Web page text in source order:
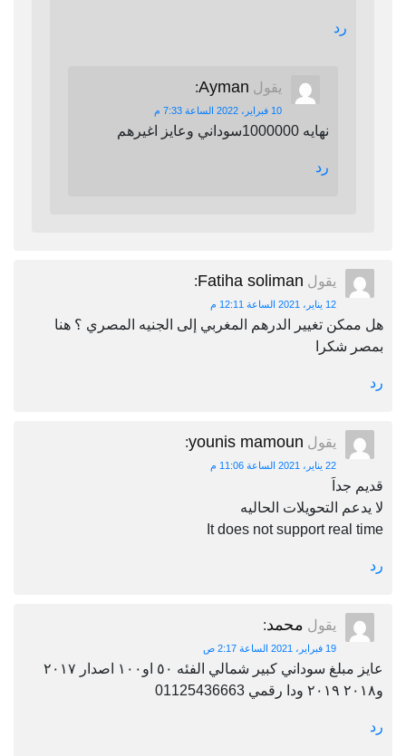
رد
يقول Ayman
:
10 فبراير، 2022 الساعة 7:33 م
نهايه 1000000سوداني وعايز اغيرهم
رد
يقول Fatiha soliman
:
12 يناير، 2021 الساعة 12:11 م
هل ممكن تغيير الدرهم المغربي إلى الجنيه المصري ؟ هنا
بمصر شكرا
رد
يقول younis mamoun
:
22 يناير، 2021 الساعة 11:06 م
قديم جداَ
لا يدعم التحويلات الحاليه
It does not support real time
رد
يقول محمد:
19 فبراير، 2021 الساعة 2:17 ص
عايز مبلغ سوداني كبير شمالي الفئه ٥٠ او١٠٠ اصدار ٢٠١٧
و٢٠١٨ ٢٠١٩ ودا رقمي 01125436663
رد